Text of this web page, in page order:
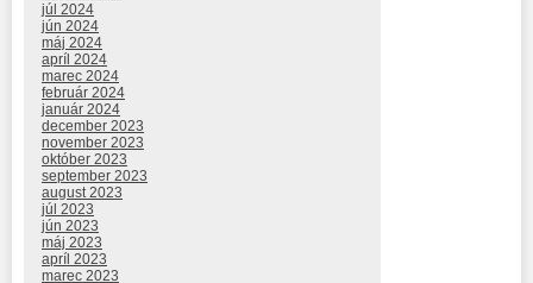
júl 2024
jún 2024
máj 2024
apríl 2024
marec 2024
február 2024
január 2024
december 2023
november 2023
október 2023
september 2023
august 2023
júl 2023
jún 2023
máj 2023
apríl 2023
marec 2023